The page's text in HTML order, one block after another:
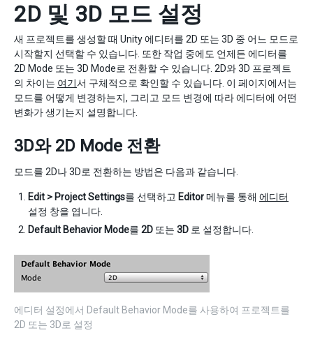
2D 및 3D 모드 설정
새 프로젝트를 생성할 때 Unity 에디터를 2D 또는 3D 중 어느 모드로
시작할지 선택할 수 있습니다. 또한 작업 중에도 언제든 에디터를
2D Mode 또는 3D Mode로 전환할 수 있습니다. 2D와 3D 프로젝트
의 차이는 여기서 구체적으로 확인할 수 있습니다. 이 페이지에서는
모드를 어떻게 변경하는지, 그리고 모드 변경에 따라 에디터에 어떤
변화가 생기는지 설명합니다.
3D와 2D Mode 전환
모드를 2D나 3D로 전환하는 방법은 다음과 같습니다.
Edit > Project Settings를 선택하고 Editor메뉴를 통해 에디터
설정 창을 엽니다.
Default Behavior Mode를 2D 또는 3D 로 설정합니다.
에디터 설정에서 Default Behavior Mode를 사용하여 프로젝트를
2D 또는 3D로 설정